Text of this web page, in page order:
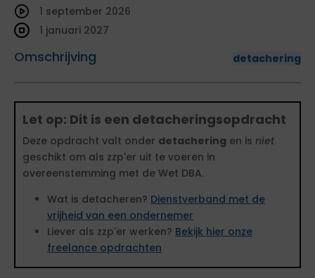
Omschrijving detachering
1 september 2026
1 januari 2027
Let op: Dit is een detacheringsopdracht
Deze opdracht valt onder detachering en is niet
geschikt om als zzp'er uit te voeren in
overeenstemming met de Wet DBA.
Wat is detacheren? Dienstverband met de
vrijheid van een ondernemer
Liever als zzp'er werken? Bekijk hier onze
freelance opdrachten